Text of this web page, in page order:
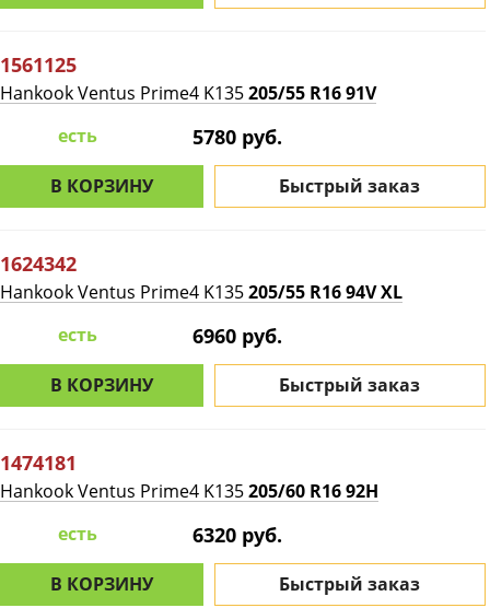
1561125
Hankook Ventus Prime4 K135205/55 R16 91V
есть
5780 руб.
В КОРЗИНУ Быстрый заказ
1624342
Hankook Ventus Prime4 K135205/55 R16 94V XL
есть
6960 руб.
В КОРЗИНУ Быстрый заказ
1474181
Hankook Ventus Prime4 K135205/60 R16 92H
есть
6320 руб.
В КОРЗИНУ Быстрый заказ